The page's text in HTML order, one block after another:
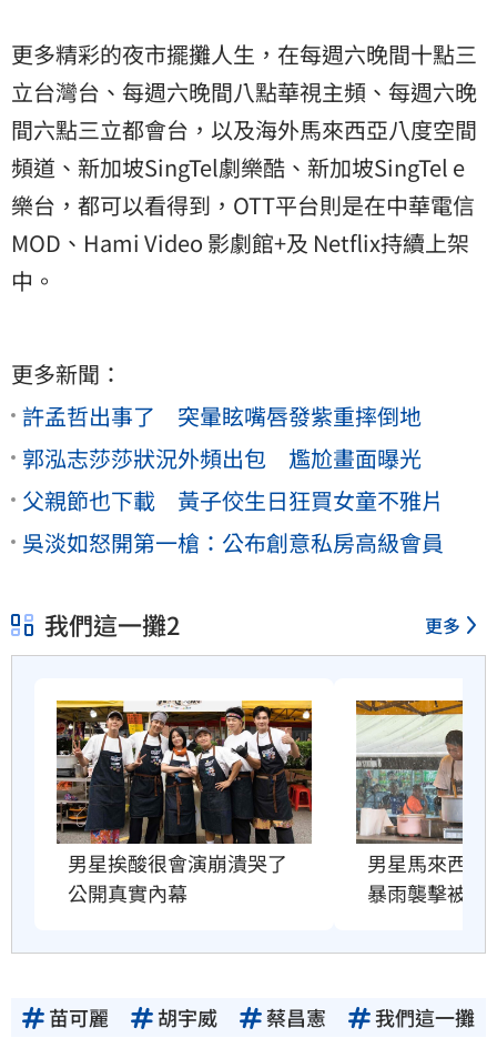
更多精彩的夜市擺攤人生，在每週六晚間十點三
立台灣台、每週六晚間八點華視主頻、每週六晚
間六點三立都會台，以及海外馬來西亞八度空間
頻道、新加坡SingTel劇樂酷、新加坡SingTel e
樂台，都可以看得到，OTT平台則是在中華電信
MOD、Hami Video 影劇館+及 Netflix持續上架
中。
更多新聞：
許孟哲出事了 突暈眩嘴唇發紫重摔倒地
郭泓志莎莎狀況外頻出包 尷尬畫面曝光
父親節也下載 黃子佼生日狂買女童不雅片
吳淡如怒開第一槍：公布創意私房高級會員
我們這一攤2 更多
男星挨酸很會演崩潰哭了
公開真實內幕
男星馬來西亞
暴雨襲擊被沖
苗可麗 胡宇威 蔡昌憲 我們這一攤